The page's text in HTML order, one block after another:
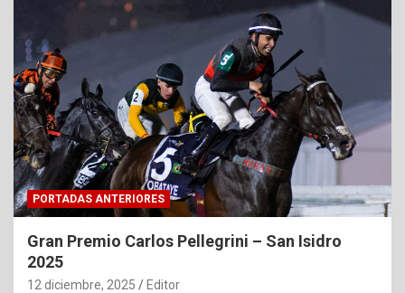
PORTADAS ANTERIORES
Gran Premio Carlos Pellegrini – San Isidro
2025
12 diciembre, 2025 Editor